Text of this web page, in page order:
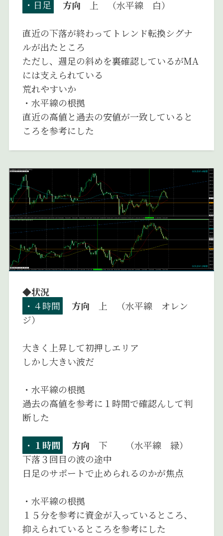
・日足 方向 上 （水平線 白）
直近の下落が終わってトレンド転換シグナ
ルが出たところ
ただし、週足の斜めを裏確認しているがMA
には支えられている
荒れやすいか
・水平線の根拠
直近の高値と過去の安値が一致していると
ころを参考にした
◆状況
・４時間
方向 上 （水平線 オレン
ジ）
大きく上昇して初押しエリア
しかし大きい波だ
・水平線の根拠
過去の高値を参考に１時間で確認んして判
断した
・ １時間 方向 下 （水平線 緑）
下落３回目の波の途中
日足のサポートで止められるのかが焦点
・水平線の根拠
１５分を参考に資金が入っているところ、
抑えられているところを参考にした